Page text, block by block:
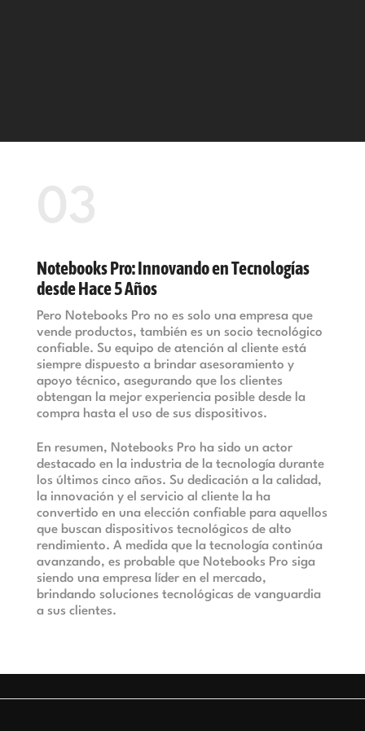
Notebooks Pro: Innovando en Tecnologías
desde Hace 5 Años
Pero Notebooks Pro no es solo una empresa que
vende productos, también es un socio tecnológico
confiable. Su equipo de atención al cliente está
siempre dispuesto a brindar asesoramiento y
apoyo técnico, asegurando que los clientes
obtengan la mejor experiencia posible desde la
compra hasta el uso de sus dispositivos.
En resumen, Notebooks Pro ha sido un actor
destacado en la industria de la tecnología durante
los últimos cinco años. Su dedicación a la calidad,
la innovación y el servicio al cliente la ha
convertido en una elección confiable para aquellos
que buscan dispositivos tecnológicos de alto
rendimiento. A medida que la tecnología continúa
avanzando, es probable que Notebooks Pro siga
siendo una empresa líder en el mercado,
brindando soluciones tecnológicas de vanguardia
a sus clientes.